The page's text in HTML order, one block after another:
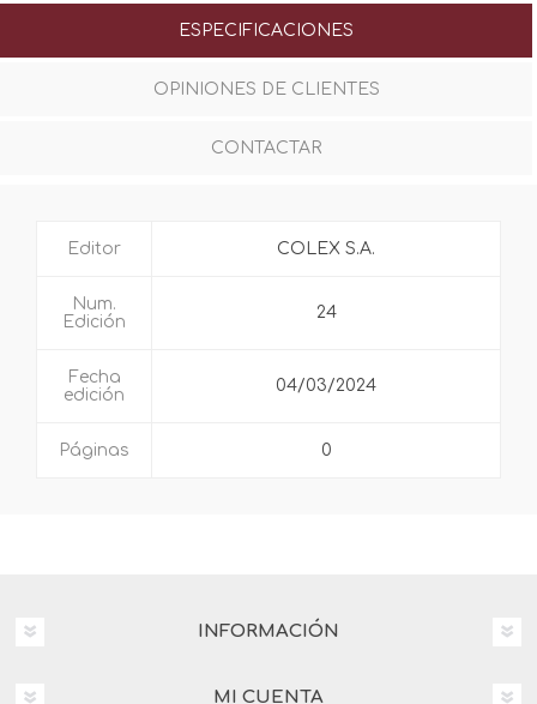
ESPECIFICACIONES
OPINIONES DE CLIENTES
CONTACTAR
Editor COLEX S.A.
Num.
Edición
24
Fecha
edición
04/03/2024
Páginas 0
INFORMACIÓN
MI CUENTA